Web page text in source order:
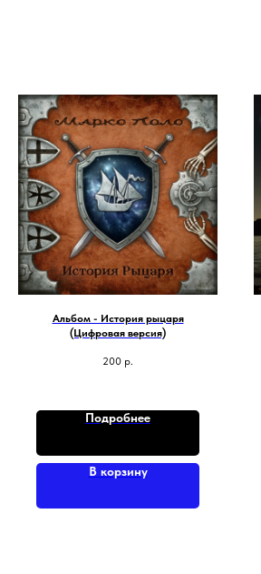
Альбом - История рыцаря
(Цифровая версия)
200 р.
Подробнее
В корзину